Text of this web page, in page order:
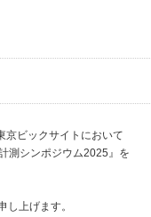
京ビックサイトにおいて
測シンポジウム2025』を
上げます。